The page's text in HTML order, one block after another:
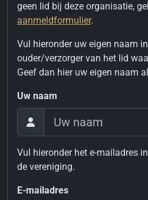
geen lid bij deze organisatie,
aanmeldformulier.
Vul hieronder uw eigen naam
ouder/verzorger van het lid
Geef dan hier uw eigen naam
Uw naam
Vul hieronder het e-mailadres
de vereniging.
E-mailadres